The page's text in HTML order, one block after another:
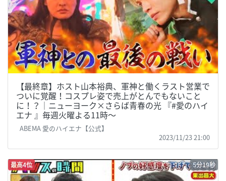
【最終章】ホスト山本裕典、軍神と働くラスト営業で
ついに覚醒！コスプレ姿で売上がとんでもないこと
に！？│ニューヨーク×さらば青春の光 『#愛のハイ
エナ 』毎週火曜よる11時〜
ABEMA 愛のハイエナ【公式】
2023/11/23 21:00
最高4位 5分19秒